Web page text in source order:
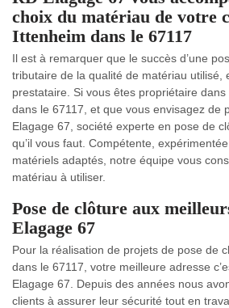
choix du matériau de votre
Ittenheim dans le 67117
Il est à remarquer que le succès d’une
tributaire de la qualité de matériau utilisé,
prestataire. Si vous êtes propriétaire dans
dans le 67117, et que vous envisagez de
Elagage 67, société experte en pose de
qu’il vous faut. Compétente,
matériels adaptés, notre équipe vous
matériau à utiliser.
Pose de clôture aux
Elagage 67
Pour la réalisation de projets de pose de
dans le 67117, votre meilleure adresse
Elagage 67. Depuis des années nous
clients à assurer leur sécurité tout en